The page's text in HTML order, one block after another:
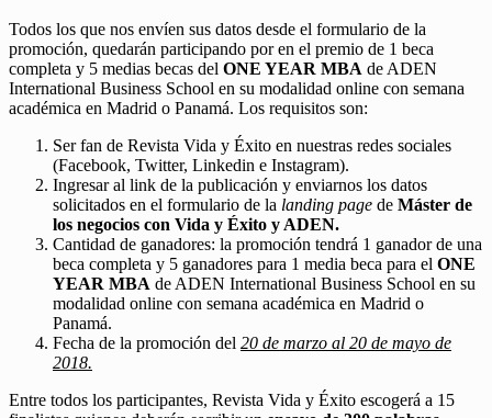
Todos los que nos envíen sus datos desde el formulario de la
promoción, quedarán participando por en el premio de 1 beca
completa y 5 medias becas del ONE YEAR MBA de ADEN
International Business School en su modalidad online con semana
académica en Madrid o Panamá. Los requisitos son:
Ser fan de Revista Vida y Éxito en nuestras redes sociales
(Facebook, Twitter, Linkedin e Instagram).
Ingresar al link de la publicación y enviarnos los datos
solicitados en el formulario de la landing page de Máster de
los negocios con Vida y Éxito y ADEN.
Cantidad de ganadores: la promoción tendrá 1 ganador de una
beca completa y 5 ganadores para 1 media beca para el ONE
YEAR MBA de ADEN International Business School en su
modalidad online con semana académica en Madrid o
Panamá.
Fecha de la promoción del 20 de marzo al 20 de mayo de
2018.
Entre todos los participantes, Revista Vida y Éxito escogerá a 15